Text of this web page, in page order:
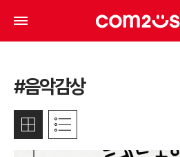
#음악감상